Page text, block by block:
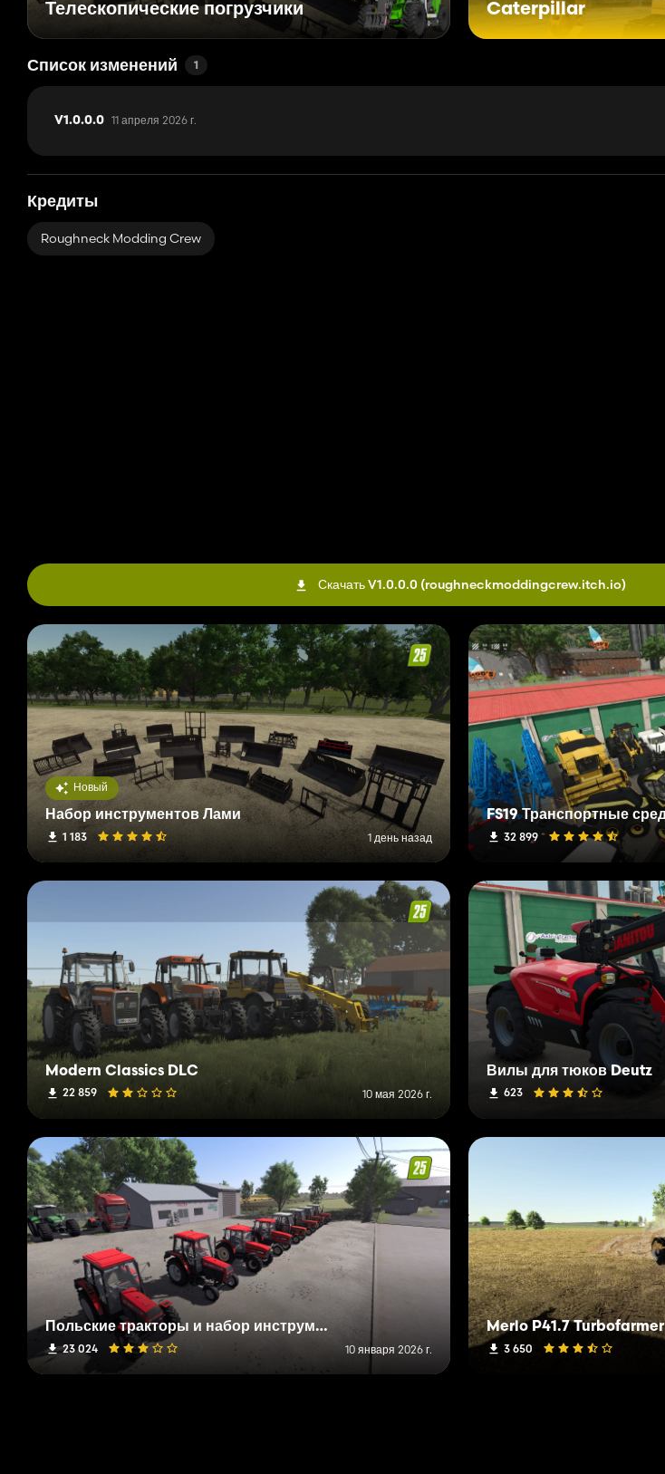
Телескопические погрузчики Caterpillar
Список изменений 1
V1.0.0.0 11 апреля 2026 г.
Кредиты
Roughneck Modding Crew
Скачать V1.0.0.0 (roughneckmoddingcrew.itch.io)
Новый
Набор инструментов Лами
1 183 1 день назад 32 899
Modern Classics DLC
22 859 10 мая 2026 г.
Вилы для тюков Deutz
623
Польские тракторы и набор инструментов
23 024 10 января 2026 г.
Merlo P41.7 Turbofarmer
3 650